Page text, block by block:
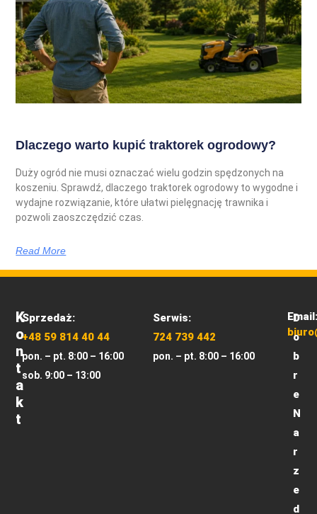
Dlaczego warto kupić traktorek ogrodowy?
Duży ogród nie musi oznaczać wielu godzin spędzonych na
koszeniu. Sprawdź, dlaczego traktorek ogrodowy to wygodne i
wydajne rozwiązanie, które ułatwi pielęgnację trawnika i
pozwoli zaoszczędzić czas.
Read More
K
O
N
T
A
K
T
Sprzedaż:
+48 59 814 40 44
pon. – pt. 8:00 – 16:00
sob. 9:00 – 13:00
Serwis:
724 739 442
pon. – pt. 8:00 – 16:00
Email:
D
o
b
r
e
N
a
r
z
e
d